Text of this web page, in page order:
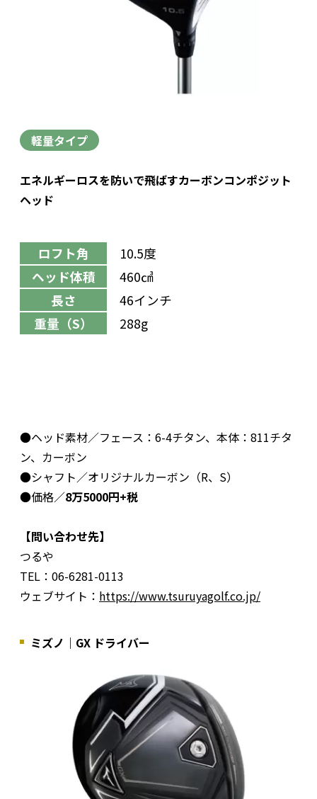
軽量タイプ
エネルギーロスを防いで飛ばすカーボンコンポジット
ヘッド
ロフト角
10.5度
ヘッド体積
460㎤
長さ
46インチ
重量（S）
288g
●ヘッド素材／フェース：6-4チタン、本体：811チタ
ン、カーボン
●シャフト／オリジナルカーボン（R、S）
●価格／8万5000円+税
【問い合わせ先】
つるや
TEL：06-6281-0113
ウェブサイト： https://www.tsuruyagolf.co.jp/
ミズノ｜GX ドライバー